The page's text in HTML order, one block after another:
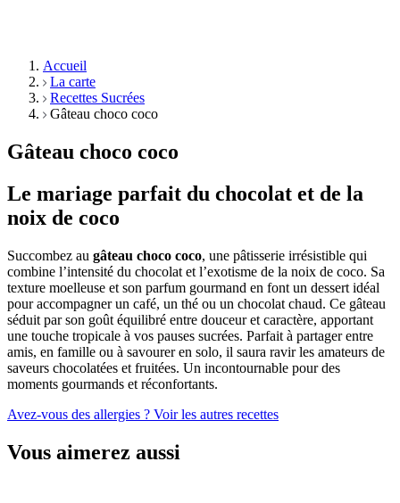
Accueil
La carte
Recettes Sucrées
Gâteau choco coco
Gâteau choco coco
Le mariage parfait du chocolat et de la
noix de coco
Succombez au gâteau choco coco, une pâtisserie irrésistible qui
combine l’intensité du chocolat et l’exotisme de la noix de coco. Sa
texture moelleuse et son parfum gourmand en font un dessert idéal
pour accompagner un café, un thé ou un chocolat chaud. Ce gâteau
séduit par son goût équilibré entre douceur et caractère, apportant
une touche tropicale à vos pauses sucrées. Parfait à partager entre
amis, en famille ou à savourer en solo, il saura ravir les amateurs de
saveurs chocolatées et fruitées. Un incontournable pour des
moments gourmands et réconfortants.
Avez-vous des allergies ? Voir les autres recettes
Vous aimerez aussi